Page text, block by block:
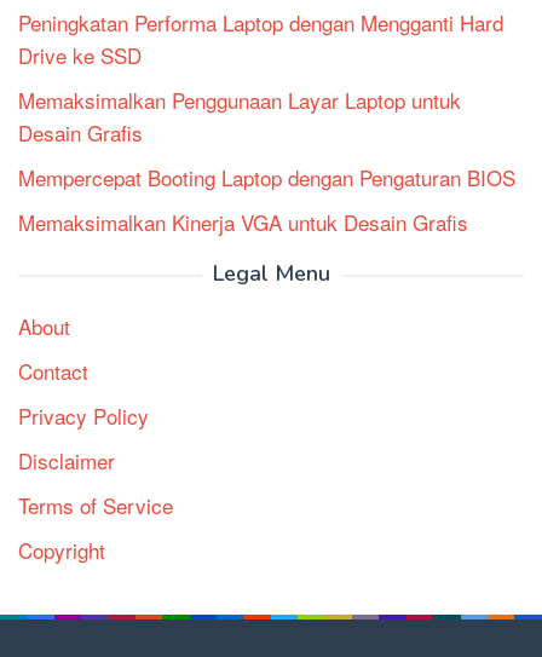
Peningkatan Performa Laptop dengan Mengganti Hard
Drive ke SSD
Memaksimalkan Penggunaan Layar Laptop untuk
Desain Grafis
Mempercepat Booting Laptop dengan Pengaturan BIOS
Memaksimalkan Kinerja VGA untuk Desain Grafis
Legal Menu
About
Contact
Privacy Policy
Disclaimer
Terms of Service
Copyright